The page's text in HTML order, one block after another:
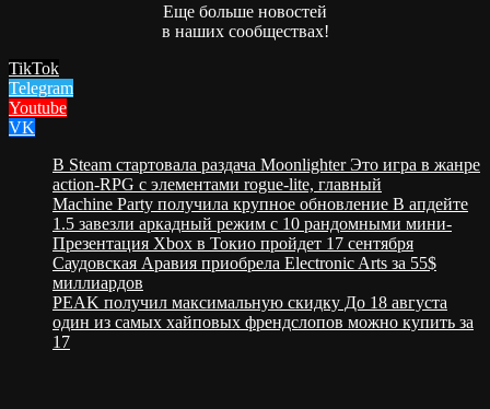
Еще больше новостей
в наших сообществах!
TikTok
Telegram
Youtube
VK
В Steam стартовала раздача Moonlighter Это игра в жанре
action-RPG с элементами rogue-lite, главный
Machine Party получила крупное обновление В апдейте
1.5 завезли аркадный режим с 10 рандомными мини-
Презентация Xbox в Токио пройдет 17 сентября
Саудовская Аравия приобрела Electronic Arts за 55$
миллиардов
PEAK получил максимальную скидку До 18 августа
один из самых хайповых френдслопов можно купить за
17